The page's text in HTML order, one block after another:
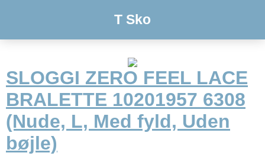
T Sko
SLOGGI ZERO FEEL LACE
BRALETTE 10201957 6308
(Nude, L, Med fyld, Uden
bøjle)